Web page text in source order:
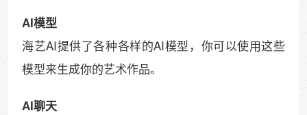
AI模型
海艺AI提供了各种各样的AI模型，你可以使用这些
模型来生成你的艺术作品。
AI聊天